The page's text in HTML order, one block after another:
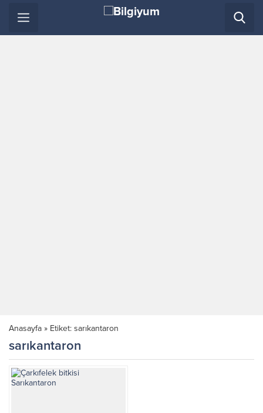
Anasayfa » Etiket: sarıkantaron
sarıkantaron